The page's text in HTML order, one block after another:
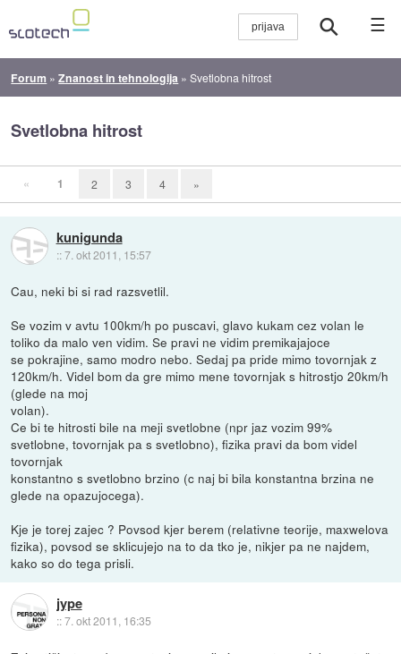
☰
Forum »Znanost in tehnologija »Svetlobna hitrost
Svetlobna hitrost
« 1 2 3 4 »
kunigunda
::7. okt 2011, 15:57
Cau, neki bi si rad razsvetlil.
Se vozim v avtu 100km/h po puscavi, glavo kukam cez volan le
toliko da malo ven vidim. Se pravi ne vidim premikajajoce
se pokrajine, samo modro nebo. Sedaj pa pride mimo tovornjak z
120km/h. Videl bom da gre mimo mene tovornjak s hitrostjo 20km/h
(glede na moj
volan).
Ce bi te hitrosti bile na meji svetlobne (npr jaz vozim 99%
svetlobne, tovornjak pa s svetlobno), fizika pravi da bom videl
tovornjak
konstantno s svetlobno brzino (c naj bi bila konstantna brzina ne
glede na opazujocega).
Kje je torej zajec ? Povsod kjer berem (relativne teorije, maxwelova
fizika), povsod se sklicujejo na to da tko je, nikjer pa ne najdem,
kako so do tega prisli.
jype
::7. okt 2011, 16:35